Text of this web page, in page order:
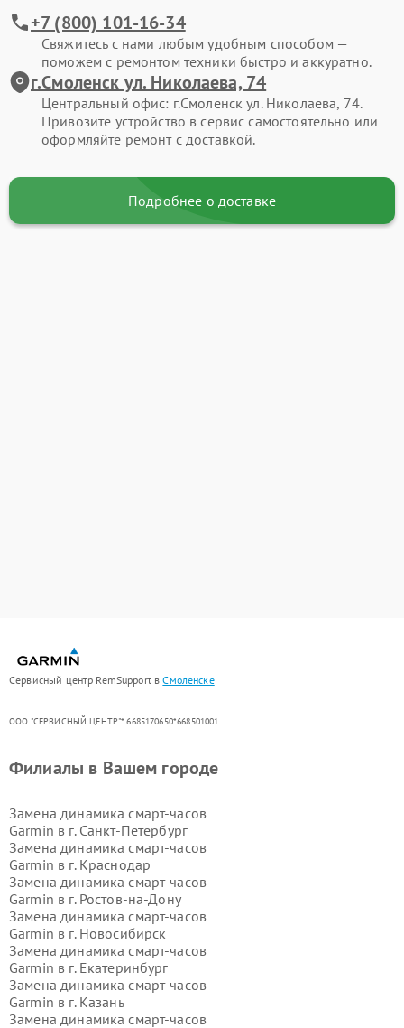
+7 (800) 101-16-34
Свяжитесь с нами любым удобным способом —
поможем с ремонтом техники быстро и аккуратно.
г.Смоленск ул. Николаева, 74
Центральный офис: г.Смоленск ул. Николаева, 74.
Привозите устройство в сервис самостоятельно или
оформляйте ремонт с доставкой.
Подробнее о доставке
Сервисный центр RemSupport вСмоленске
ООО "СЕРВИСНЫЙ ЦЕНТР"* 6685170650*668501001
Филиалы в Вашем городе
Замена динамика смарт-часов
Garmin в г. Санкт-Петербург
Замена динамика смарт-часов
Garmin в г. Краснодар
Замена динамика смарт-часов
Garmin в г. Ростов-на-Дону
Замена динамика смарт-часов
Garmin в г. Новосибирск
Замена динамика смарт-часов
Garmin в г. Екатеринбург
Замена динамика смарт-часов
Garmin в г. Казань
Замена динамика смарт-часов